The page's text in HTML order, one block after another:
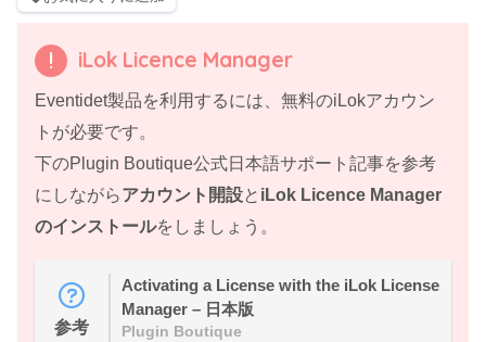
iLok Licence Manager
Eventidet製品を利用するには、無料のiLokアカウン
トが必要です。
下のPlugin Boutique公式日本語サポート記事を参考
にしながらアカウント開設と iLok Licence Manager
のインストールをしましょう。
参考
Activating a License with the iLok License
Manager – 日本版
Plugin Boutique